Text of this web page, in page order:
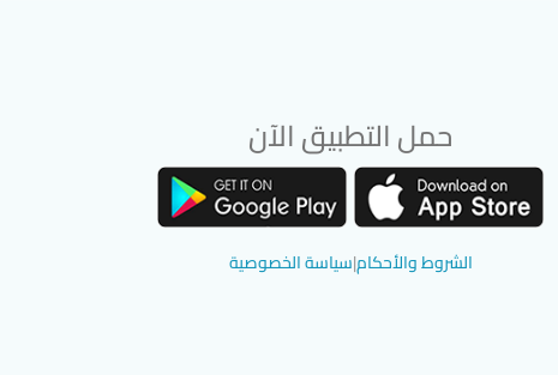
حمل التطبيق الآن
الشروط والأحكام|سياسة الخصوصية